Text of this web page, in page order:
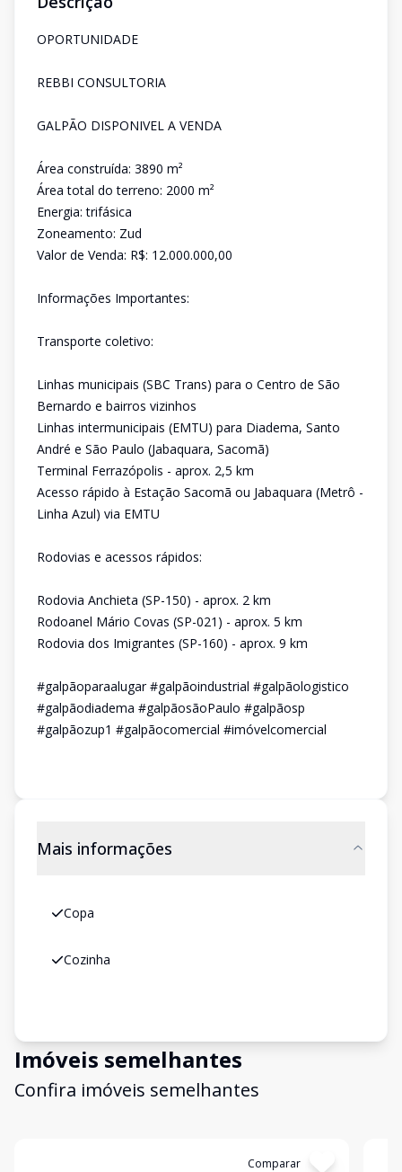
OPORTUNIDADE
REBBI CONSULTORIA
GALPÃO DISPONIVEL A VENDA
Área construída: 3890 m²
Área total do terreno: 2000 m²
Energia: trifásica
Zoneamento: Zud
Valor de Venda: R$: 12.000.000,00
Informações Importantes:
Transporte coletivo:
Linhas municipais (SBC Trans) para o Centro de São
Bernardo e bairros vizinhos
Linhas intermunicipais (EMTU) para Diadema, Santo
André e São Paulo (Jabaquara, Sacomã)
Terminal Ferrazópolis - aprox. 2,5 km
Acesso rápido à Estação Sacomã ou Jabaquara (Metrô -
Linha Azul) via EMTU
Rodovias e acessos rápidos:
Rodovia Anchieta (SP-150) - aprox. 2 km
Rodoanel Mário Covas (SP-021) - aprox. 5 km
Rodovia dos Imigrantes (SP-160) - aprox. 9 km
#galpãoparaalugar #galpãoindustrial #galpãologistico
#galpãodiadema #galpãosãoPaulo #galpãosp
#galpãozup1 #galpãocomercial #imóvelcomercial
Mais informações
Copa
Cozinha
Imóveis semelhantes
Confira imóveis semelhantes
Comparar